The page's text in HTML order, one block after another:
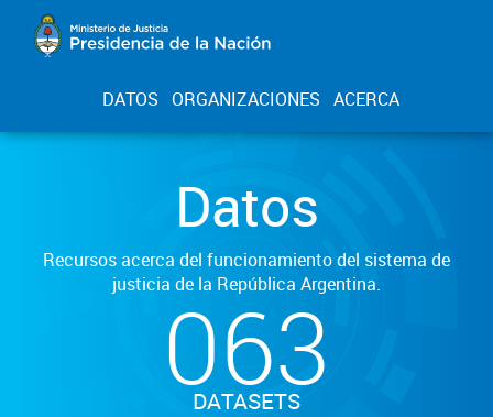
DATOS ORGANIZACIONES ACERCA
Datos
Recursos acerca del funcionamiento del sistema de
justicia de la República Argentina.
063
DATASETS